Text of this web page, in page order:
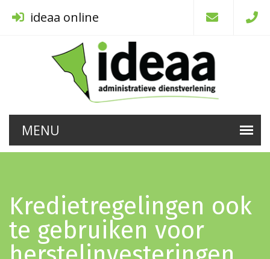
ideaa online
Kredietregelingen ook
te gebruiken voor